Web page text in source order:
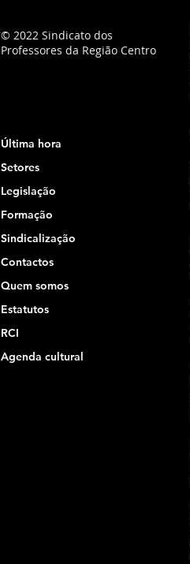
© 2022 Sindicato dos
Professores da Região Centro
Última hora
Setores
Legislação
Formação
Sindicalização
Contactos
Quem somos
Estatutos
RCI
Agenda cultural